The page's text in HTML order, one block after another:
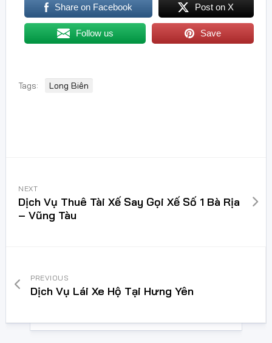
Share on Facebook Post on X
Follow us Save
Tags: Long Biên
NEXT
Dịch Vụ Thuê Tài Xế Say Gọi Xế Số 1 Bà Rịa
– Vũng Tàu
PREVIOUS
Dịch Vụ Lái Xe Hộ Tại Hưng Yên